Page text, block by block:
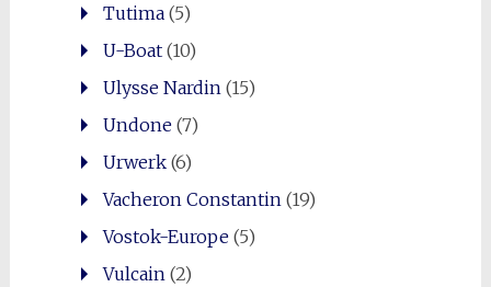
Tutima(5)
U-Boat(10)
Ulysse Nardin (15)
Undone(7)
Urwerk(6)
Vacheron Constantin (19)
Vostok-Europe(5)
Vulcain (2)